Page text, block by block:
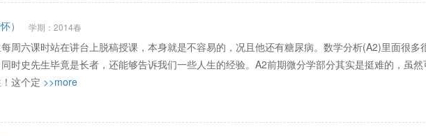
） 学期：2014春
周六课时站在讲台上脱稿授课，本身就是不容易的，况且他还有糖尿病。数学分析(A2)里面很多
时史先生毕竟是长者，还能够告诉我们一些人生的经验。A2前期微分学部分其实是挺难的，虽
这个定 >>more